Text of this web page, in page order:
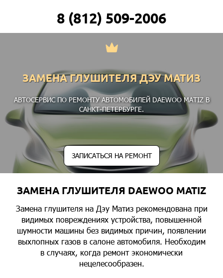
8 (812) 509-2006
ЗАМЕНА ГЛУШИТЕЛЯ ДЭУ МАТИЗ
АВТОСЕРВИС ПО РЕМОНТУ АВТОМОБИЛЕЙ DAEWOO MATIZ В
САНКТ-ПЕТЕРБУРГЕ.
ЗАПИСАТЬСЯ НА РЕМОНТ
ЗАМЕНА ГЛУШИТЕЛЯ DAEWOO MATIZ
Замена глушителя на Дэу Матиз рекомендована при
видимых повреждениях устройства, повышенной
шумности машины без видимых причин, появлении
выхлопных газов в салоне автомобиля. Необходим
в случаях, когда ремонт экономически
нецелесообразен.